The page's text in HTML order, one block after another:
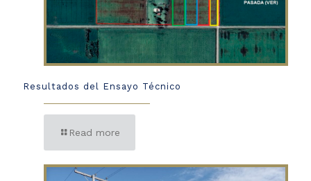
Resultados del Ensayo Técnico
Read more